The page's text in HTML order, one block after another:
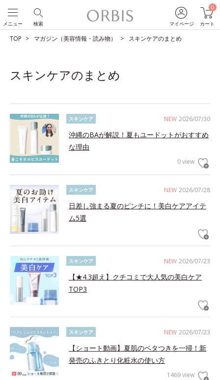
マイページ
0
カート
検索
メニュー
TOP マガジン（美容情報・読み物） スキンケアのまとめ
スキンケアのまとめ
NEW 2026/07/30
スキンケア
沖縄のBAが解説！夏もユードットがおすすめ
な理由
0 view
NEW 2026/07/28
スキンケア
日差し強まる夏のピンチに！美白ケアアイテ
ム5選
NEW 2026/07/23
スキンケア
【★4.3超え】クチコミで大人気の美白ケア
TOP3
NEW 2026/07/23
スキンケア
【ショート動画】夏肌のベタつきを一掃！新
発売のふきとり化粧水の使い方
1469 view